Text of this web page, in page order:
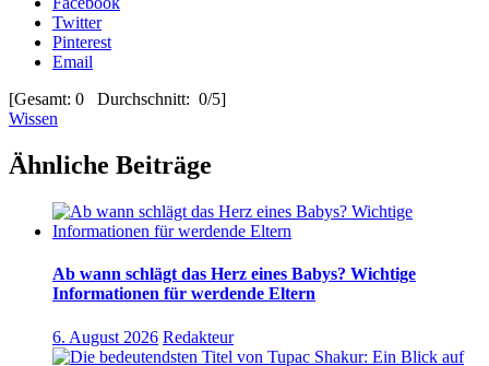
Twitter
Pinterest
Email
[Gesamt: 0 Durchschnitt: 0/5]
Wissen
Ähnliche Beiträge
Ab wann schlägt das Herz eines Babys? Wichtige
Informationen für werdende Eltern
6. August 2026 Redakteur